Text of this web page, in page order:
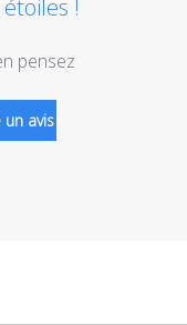
!
pensez
un avis